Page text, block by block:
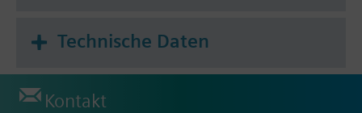
Technische Daten
Kontakt